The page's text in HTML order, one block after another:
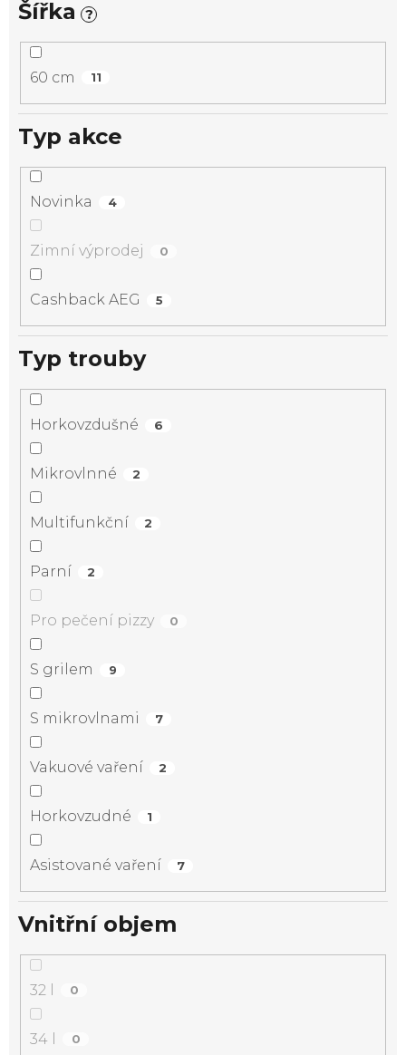
Šířka ?
60 cm 11
Typ akce
Novinka 4
Zimní výprodej 0
Cashback AEG 5
Typ trouby
Horkovzdušné 6
Mikrovlnné 2
Multifunkční 2
Parní 2
Pro pečení pizzy 0
S grilem 9
S mikrovlnami 7
Vakuové vaření 2
Horkovzudné 1
Asistované vaření 7
Vnitřní objem
32 l 0
34 l 0